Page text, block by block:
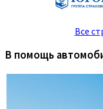
Все
В помощь